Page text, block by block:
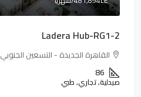
Ladera Hub-RG1-2
القاهرة الجديدة - التسعين الجنوبي
86
صيدلية, تجاري, طبي